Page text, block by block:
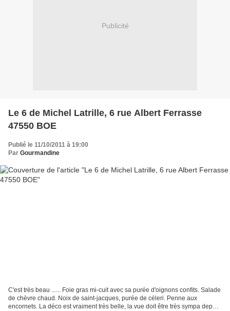
Publicité
Le 6 de Michel Latrille, 6 rue Albert Ferrasse
47550 BOE
Publié le 11/10/2011 à 19:00
Par Gourmandine
C'est très beau ...... Foie gras mi-cuit avec sa purée d'oignons confits. Salade
de chèvre chaud. Noix de saint-jacques, purée de céleri. Penne aux
encornets. La déco est vraiment très belle, la vue doit être très sympa depuis